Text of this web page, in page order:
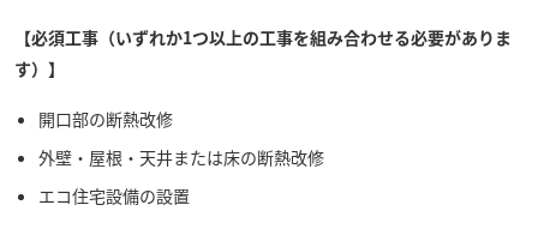
【必須工事（いずれか1つ以上の工事を組み合わせる必要がありま
す）】
開口部の断熱改修
外壁・屋根・天井または床の断熱改修
エコ住宅設備の設置